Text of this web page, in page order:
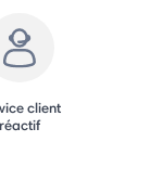
client
réactif